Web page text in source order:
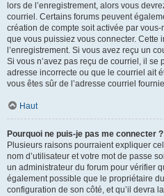
lors de l’enregistrement, alors vous
courriel. Certains forums peuvent
création de compte soit activée par
que vous puissiez vous connecter. Cette
l’enregistrement. Si vous avez reçu un
Si vous n’avez pas reçu de courriel, il se
adresse incorrecte ou que le courriel ait
vous êtes sûr de l’adresse courriel
Haut
Pourquoi ne puis-je pas me connecter ?
Plusieurs raisons pourraient expliquer
nom d’utilisateur et votre mot de passe
un administrateur du forum pour vérifier
également possible que le propriétaire
configuration de son côté, et qu’il devra